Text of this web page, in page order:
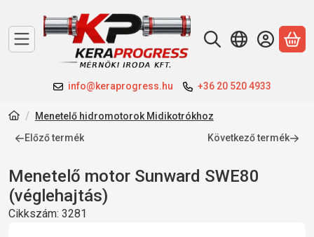
info@keraprogress.hu +36 20 520 4933
A
Menetelő hidromotorok Midikotrókhoz
Előző termék
Következő termék
Menetelő motor Sunward SWE80
(véglehajtás)
Cikkszám: 3281